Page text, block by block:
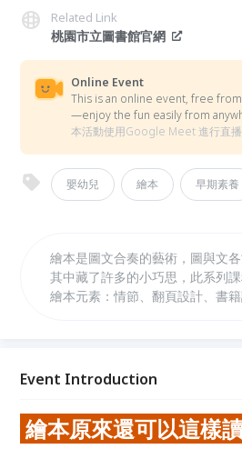
Related Link
桃園市立圖書館官網
Online Event
This is an online event, free
—enjoy the fun easily from
本活動使用Google Meet 進行直播
嬰幼兒 繪本 早期素養
繪本是圖文合奏的藝術，圖與文
其中藏了許多的小巧思，此系列
繪本元素：情節、翻頁設計、書
Event Introduction
繪本原來還可以這樣讀